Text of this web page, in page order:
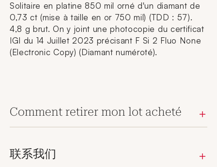
Solitaire en platine 850 mil orné d'un diamant de
0,73 ct (mise à taille en or 750 mil) (TDD : 57).
4,8 g brut. On y joint une photocopie du certificat
IGI du 14 Juillet 2023 précisant F Si 2 Fluo None
(Electronic Copy) (Diamant numéroté).
Comment retirer mon lot acheté
联系我们